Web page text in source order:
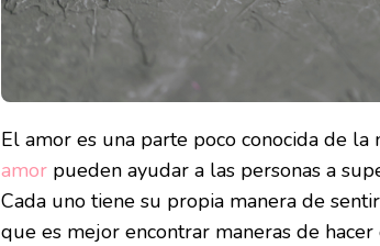
El amor es una parte poco conocida de la
amor pueden ayudar a las personas a
Cada uno tiene su propia manera de
que es mejor encontrar maneras de